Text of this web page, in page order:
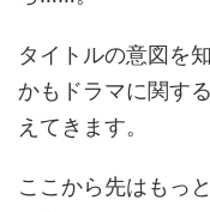
タイトルの意図を
かもドラマに関す
えてきます。
ここから先はもっ